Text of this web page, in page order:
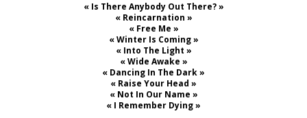
« Is There Anybody Out There? »
« Reincarnation »
« Free Me »
« Winter Is Coming »
« Into The Light »
« Wide Awake »
« Dancing In The Dark »
« Raise Your Head »
« Not In Our Name »
« I Remember Dying »